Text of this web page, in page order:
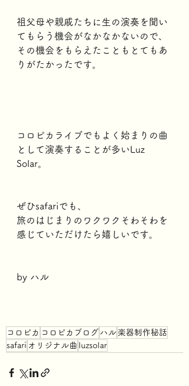
祖父母や親戚たちに生の演奏を聞い
てもらう機会がなかなかないので、
その機会をもらえたこともとてもあ
りがたかったです。
コロピカライブでもよく始まりの曲
として演奏することが多いLuz
Solar。
ぜひsafariでも、
旅のはじまりのワクワクそわそわを
感じていただけたら嬉しいです。
by ハル
コロピカ コロピカブログ ハル 楽器制作秘話
safari オリジナル曲 luzsolar